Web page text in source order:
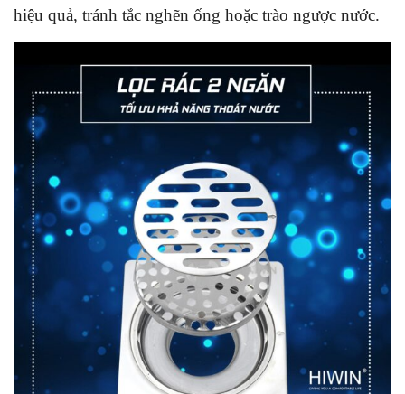
hiệu quả, tránh tắc nghẽn ống hoặc trào ngược nước.